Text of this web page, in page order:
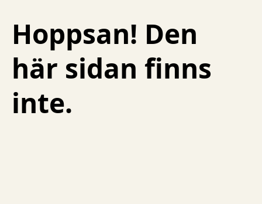
Skip to content
Hoppsan! Den
här sidan finns
inte.